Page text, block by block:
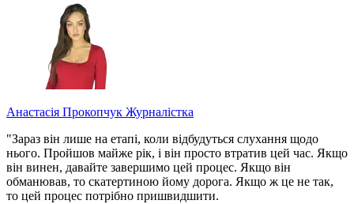
Анастасія Прокопчук Журналістка
"Зараз він лише на етапі, коли відбудуться слухання щодо
нього. Пройшов майже рік, і він просто втратив цей час. Якщо
він винен, давайте завершимо цей процес. Якщо він
обманював, то скатертиною йому дорога. Якщо ж це не так,
то цей процес потрібно пришвидшити.